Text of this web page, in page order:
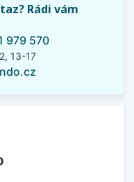
Rádi vám
979 570
13-17